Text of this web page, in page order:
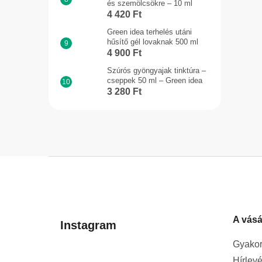
és szemölcsökre – 10 ml
4 420 Ft
Green idea terhelés utáni
hűsítő gél lovaknak 500 ml
4 900 Ft
Szúrós gyöngyajak tinktúra –
cseppek 50 ml – Green idea
3 280 Ft
Instagram A